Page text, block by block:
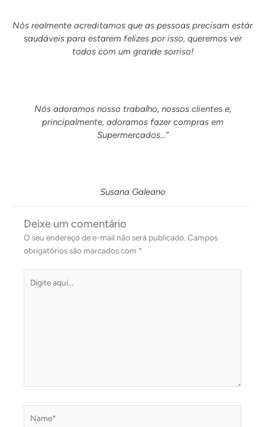
Nós realmente acreditamos que as pessoas precisam estár
saudáveis para estarem felizes por isso, queremos ver
todos com um grande sorriso!
Nós adoramos nosso trabalho, nossos clientes e,
principalmente, adoramos fazer compras em
Supermercados…”
Susana Galeano
Deixe um comentário
O seu endereço de e-mail não será publicado. Campos
obrigatórios são marcados com *
aqui...